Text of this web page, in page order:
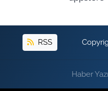
RSS
Haber